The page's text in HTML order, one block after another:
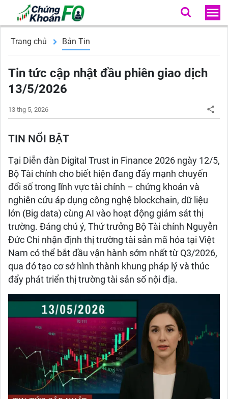
Trang chủ Bản Tin
Tin tức cập nhật đầu phiên giao dịch
13/5/2026
13 thg 5, 2026
TIN NỔI BẬT
Tại Diễn đàn Digital Trust in Finance 2026 ngày 12/5,
Bộ Tài chính cho biết hiện đang đẩy mạnh chuyển
đổi số trong lĩnh vực tài chính – chứng khoán và
nghiên cứu áp dụng công nghệ blockchain, dữ liệu
lớn (Big data) cùng AI vào hoạt động giám sát thị
trường. Đáng chú ý, Thứ trưởng Bộ Tài chính Nguyễn
Đức Chi nhận định thị trường tài sản mã hóa tại Việt
Nam có thể bắt đầu vận hành sớm nhất từ Q3/2026,
qua đó tạo cơ sở hình thành khung pháp lý và thúc
đẩy phát triển thị trường tài sản số nội địa.